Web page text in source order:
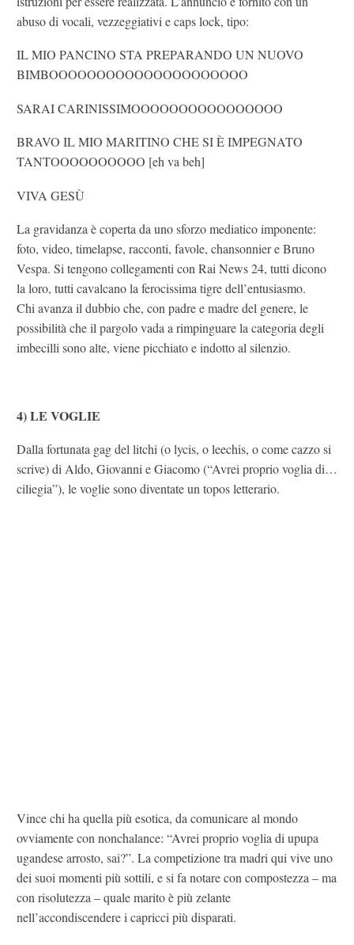
abuso di vocali, vezzeggiativi e caps lock, tipo:
IL MIO PANCINO STA PREPARANDO UN NUOVO
BIMBOOOOOOOOOOOOOOOOOOOOO
SARAI CARINISSIMOOOOOOOOOOOOOOOO
BRAVO IL MIO MARITINO CHE SI È IMPEGNATO
TANTOOOOOOOOOO [eh va beh]
VIVA GESÙ
La gravidanza è coperta da uno sforzo mediatico imponente:
foto, video, timelapse, racconti, favole, chansonnier e Bruno
Vespa. Si tengono collegamenti con Rai News 24, tutti dicono
la loro, tutti cavalcano la ferocissima tigre dell’entusiasmo.
Chi avanza il dubbio che, con padre e madre del genere, le
possibilità che il pargolo vada a rimpinguare la categoria degli
imbecilli sono alte, viene picchiato e indotto al silenzio.
4) LE VOGLIE
Dalla fortunata gag del litchi (o lycis, o leechis, o come cazzo si
scrive) di Aldo, Giovanni e Giacomo (“Avrei proprio voglia di…
ciliegia”), le voglie sono diventate un topos letterario.
Vince chi ha quella più esotica, da comunicare al mondo
ovviamente con nonchalance: “Avrei proprio voglia di upupa
ugandese arrosto, sai?”. La competizione tra madri qui vive uno
dei suoi momenti più sottili, e si fa notare con compostezza – ma
con risolutezza – quale marito è più zelante
nell’accondiscendere i capricci più disparati.